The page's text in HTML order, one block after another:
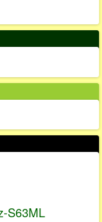
S63ML